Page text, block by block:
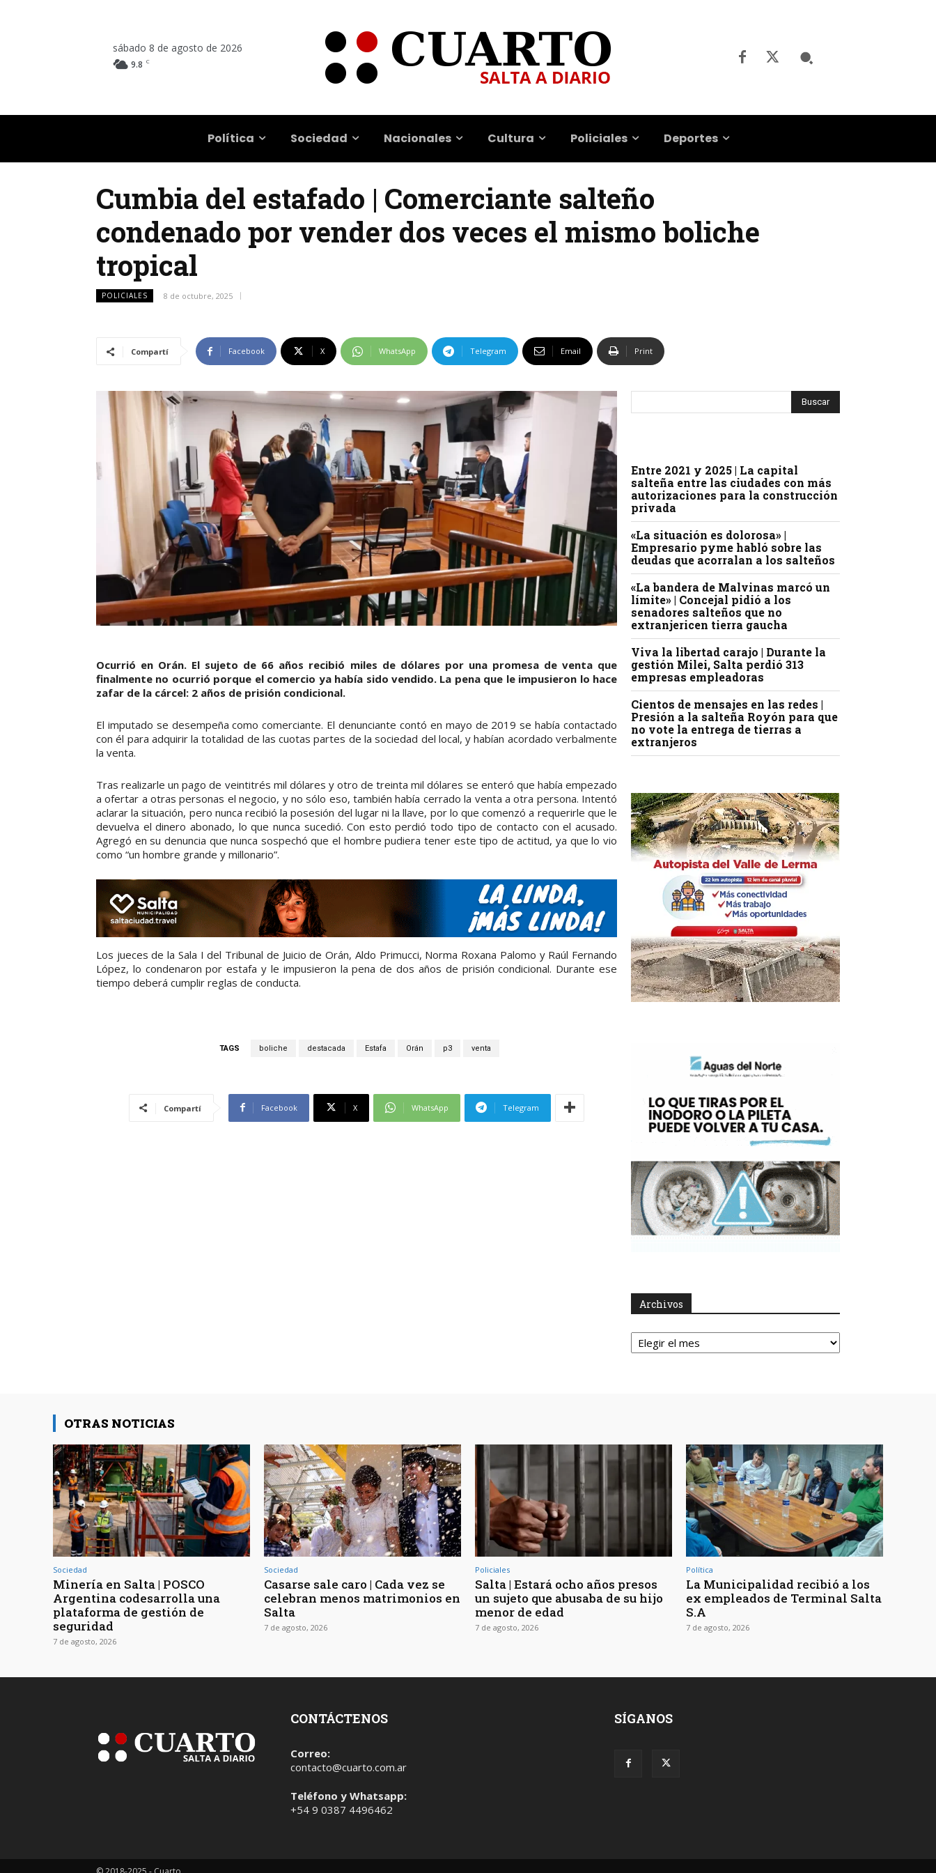
sábado 8 de agosto de 2026
9.8 C
Política Sociedad Nacionales Cultura Policiales Deportes
Cumbia del estafado | Comerciante salteño
condenado por vender dos veces el mismo boliche
tropical
POLICIALES 8 de octubre, 2025
Compartí Facebook X WhatsApp Telegram Email Print
Ocurrió en Orán. El sujeto de 66 años recibió miles de dólares por una promesa de venta que
finalmente no ocurrió porque el comercio ya había sido vendido. La pena que le impusieron lo hace
zafar de la cárcel: 2 años de prisión condicional.
El imputado se desempeña como comerciante. El denunciante contó en mayo de 2019 se había contactado
con él para adquirir la totalidad de las cuotas partes de la sociedad del local, y habían acordado verbalmente
la venta.
Tras realizarle un pago de veintitrés mil dólares y otro de treinta mil dólares se enteró que había empezado
a ofertar a otras personas el negocio, y no sólo eso, también había cerrado la venta a otra persona. Intentó
aclarar la situación, pero nunca recibió la posesión del lugar ni la llave, por lo que comenzó a requerirle que le
devuelva el dinero abonado, lo que nunca sucedió. Con esto perdió todo tipo de contacto con el acusado.
Agregó en su denuncia que nunca sospechó que el hombre pudiera tener este tipo de actitud, ya que lo vio
como “un hombre grande y millonario”.
Los jueces de la Sala I del Tribunal de Juicio de Orán, Aldo Primucci, Norma Roxana Palomo y Raúl Fernando
López, lo condenaron por estafa y le impusieron la pena de dos años de prisión condicional. Durante ese
tiempo deberá cumplir reglas de conducta.
TAGS boliche destacada Estafa Orán p3 venta
Compartí Facebook X WhatsApp Telegram
Entre 2021 y 2025 | La capital
salteña entre las ciudades con más
autorizaciones para la construcción
privada
«La situación es dolorosa» |
Empresario pyme habló sobre las
deudas que acorralan a los salteños
«La bandera de Malvinas marcó un
límite» | Concejal pidió a los
senadores salteños que no
extranjericen tierra gaucha
Viva la libertad carajo | Durante la
gestión Milei, Salta perdió 313
empresas empleadoras
Cientos de mensajes en las redes |
Presión a la salteña Royón para que
no vote la entrega de tierras a
extranjeros
Archivos
Archivos
OTRAS NOTICIAS
Sociedad
Minería en Salta | POSCO
Argentina codesarrolla una
plataforma de gestión de
seguridad
7 de agosto, 2026
Sociedad
Casarse sale caro | Cada vez se
celebran menos matrimonios en
Salta
7 de agosto, 2026
Policiales
Salta | Estará ocho años presos
un sujeto que abusaba de su hijo
menor de edad
7 de agosto, 2026
Política
La Municipalidad recibió a los
ex empleados de Terminal Salta
S.A
7 de agosto, 2026
CONTÁCTENOS
Correo:
contacto@cuarto.com.ar
Teléfono y Whatsapp:
+54 9 0387 4496462
SÍGANOS